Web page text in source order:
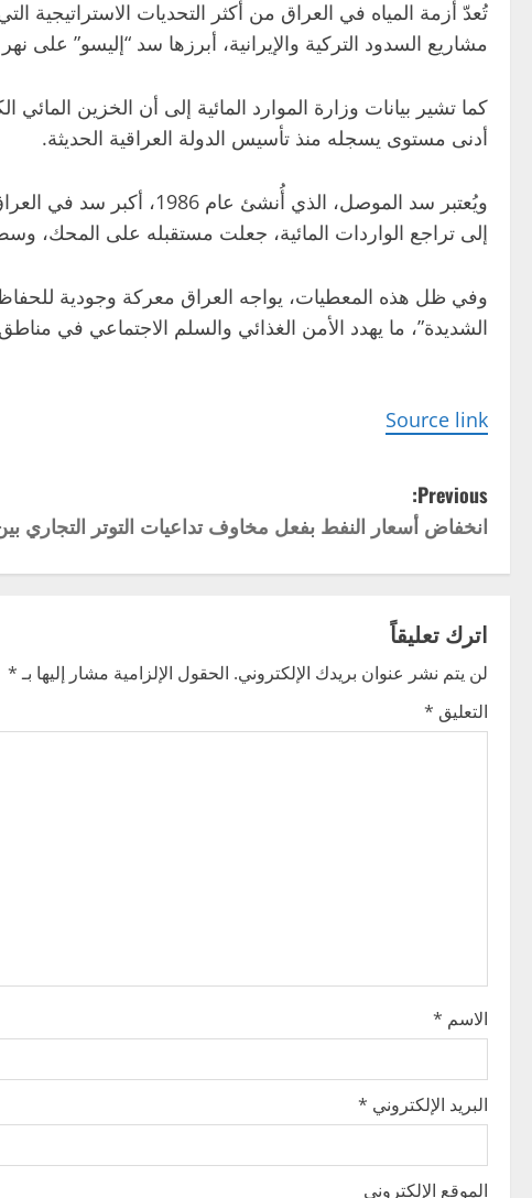
مشاريع السدود التركية والإيرانية، أبرزها سد “إليسو” على
أدنى مستوى يسجله منذ تأسيس الدولة العراقية الحديثة.
ويُعتبر سد الموصل،
إلى تراجع الواردات المائية، جعلت مستقبله على المحك،
وفي ظل هذه المعطيات، يواجه العراق معركة وجودية للحفاظ
الشديدة”، ما يهدد الأمن الغذائي والسلم الاجتماعي في
Source link
P
o
s
t
n
a
i
o
n
Previous:
انخفاض أسعار النفط بفعل مخاوف تداعيات التوتر التجاري
اترك تعليقاً
لن يتم نشر عنوان بريدك الإلكتروني. الحقول الإلزامية مشار إليها بـ*
التعليق *
الاسم *
البريد الإلكتروني *
الموقع الإلكتروني